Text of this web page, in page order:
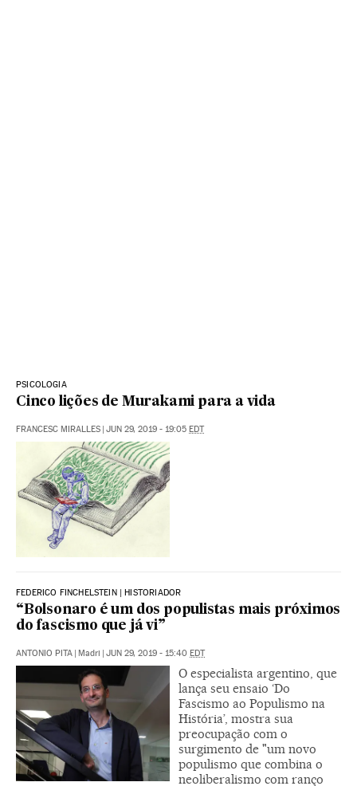
PSICOLOGIA
Cinco lições de Murakami para a vida
FRANCESC MIRALLES JUN 29, 2019 - 19:05 EDT
FEDERICO FINCHELSTEIN | HISTORIADOR
“Bolsonaro é um dos populistas mais próximos
do fascismo que já vi”
ANTONIO PITA Madri JUN 29, 2019 - 15:40 EDT
O especialista argentino, que
lança seu ensaio ‘Do
Fascismo ao Populismo na
História’, mostra sua
preocupação com o
surgimento de "um novo
populismo que combina o
neoliberalismo com ranço